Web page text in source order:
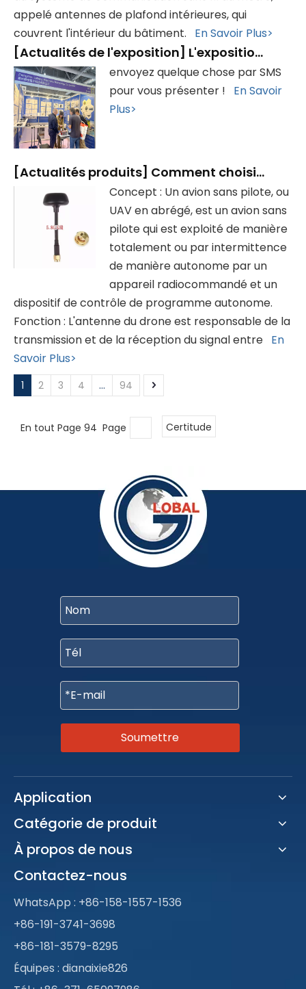
appelé antennes de plafond intérieures, qui
couvrent l'intérieur du bâtiment. En Savoir Plus>
[Actualités de l'exposition] L'exposition s'est terminée avec succès, merci de votre visite !
envoyez quelque chose par SMS
pour vous présenter ! En Savoir
Plus>
[Actualités produits] Comment choisir une antenne de drone
Concept : Un avion sans pilote, ou
UAV en abrégé, est un avion sans
pilote qui est exploité de manière
totalement ou par intermittence
de manière autonome par un
appareil radiocommandé et un
dispositif de contrôle de programme autonome.
Fonction : L'antenne du drone est responsable de la
transmission et de la réception du signal entre En
Savoir Plus>
1 2 3 4 ... 94
En tout Page 94 Page Certitude
Soumettre
Application
Catégorie de produit
À propos de nous
Contactez-nous
WhatsApp : +86-158-1557-1536
+86-191-3741-3698
+86-181-3579-8295
Équipes : dianaixie826